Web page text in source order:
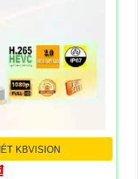
KBVISION